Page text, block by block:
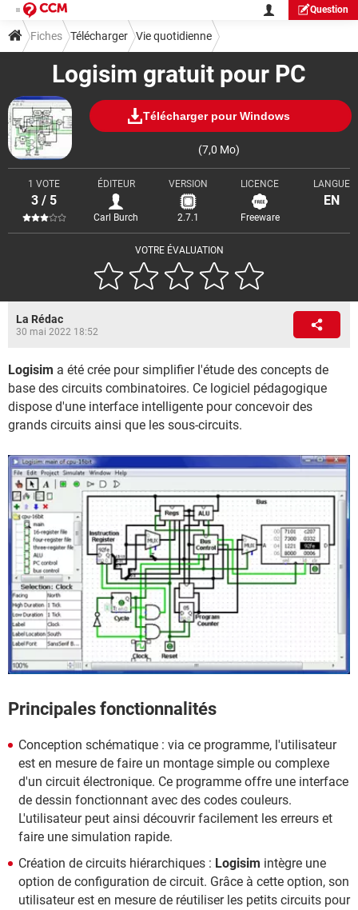
Question
Logisim gratuit pour PC
Télécharger pour Windows
(7,0 Mo)
VOTRE ÉVALUATION
1 VOTE
3 / 5
ÉDITEUR
Carl Burch
VERSION
2.7.1
LICENCE
Freeware
LANGUE
EN
Fiches Télécharger Vie quotidienne
La Rédac
30 mai 2022 18:52
Logisim a été crée pour simplifier l'étude des concepts de
base des circuits combinatoires. Ce logiciel pédagogique
dispose d'une interface intelligente pour concevoir des
grands circuits ainsi que les sous-circuits.
Principales fonctionnalités
Conception schématique : via ce programme, l'utilisateur
est en mesure de faire un montage simple ou complexe
d'un circuit électronique. Ce programme offre une interface
de dessin fonctionnant avec des codes couleurs.
L'utilisateur peut ainsi découvrir facilement les erreurs et
faire une simulation rapide.
Création de circuits hiérarchiques : Logisim intègre une
option de configuration de circuit. Grâce à cette option, son
utilisateur est en mesure de réutiliser les petits circuits pour